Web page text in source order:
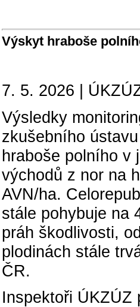
Výskyt hraboše
7. 5. 2026 |
Výsledky
zkušebního
hraboše polního v
východů z nor na
AVN/ha.
stále pohybuje na
práh škodlivosti,
plodinách stále
ČR.
Inspektoři ÚKZÚZ